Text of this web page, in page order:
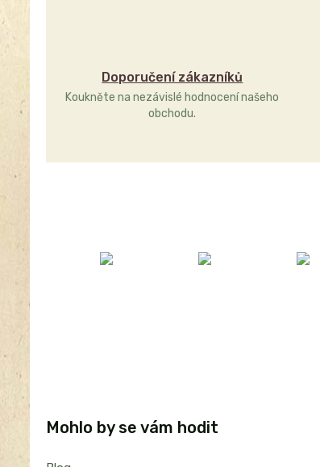
Doporučení zákazníků
Koukněte na nezávislé hodnocení našeho
obchodu.
Mohlo by se vám hodit